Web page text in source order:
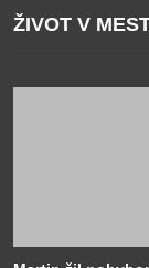
ŽIVOT V